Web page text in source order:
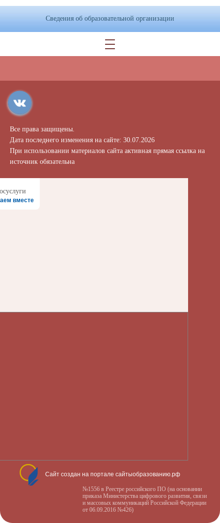
Сведения об образовательной организации
Все права защищены.
Дата последнего изменения на сайте: 30.07.2026
При использовании материалов сайта активная прямая ссылка на
источник обязательна
вместе
Сайт создан на портале сайтыобразованию.рф
№1556 в Реестре российского ПО (на основании
приказа Министерства цифрового развития, связи
и массовых коммуникаций Российской Федерации
от 06.09.2016 №426)